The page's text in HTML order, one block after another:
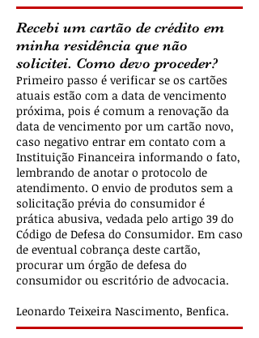
Recebi um cartão de crédito em
minha residência que não
solicitei. Como devo proceder?
Primeiro passo é verificar se os cartões
atuais estão com a data de vencimento
próxima, pois é comum a renovação da
data de vencimento por um cartão novo,
caso negativo entrar em contato com a
Instituição Financeira informando o fato,
lembrando de anotar o protocolo de
atendimento. O envio de produtos sem a
solicitação prévia do consumidor é
prática abusiva, vedada pelo artigo 39 do
Código de Defesa do Consumidor. Em caso
de eventual cobrança deste cartão,
procurar um órgão de defesa do
consumidor ou escritório de advocacia.
Leonardo Teixeira Nascimento, Benfica.